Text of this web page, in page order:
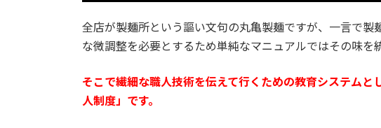
全店が製麺所という謳い文句の丸亀製麺ですが、一言で製
な微調整を必要とするため単純なマニュアルではその味を
そこで繊細な職人技術を伝えて行くための教育システム
人制度」です。